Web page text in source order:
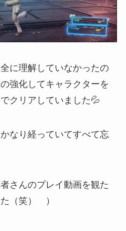
に理解していなかったの
強化してキャラクターを
クリアしていました💦
なり経っていてすべて忘
さんのプレイ動画を観た
（笑） ）